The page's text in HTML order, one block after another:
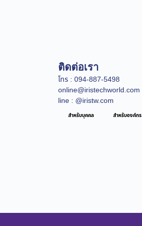
ติดต่อเรา
โทร : 094-887-5498
online@iristechworld.com
line : @iristw.com
สำหรับบุคคล สำหรับองค์กร